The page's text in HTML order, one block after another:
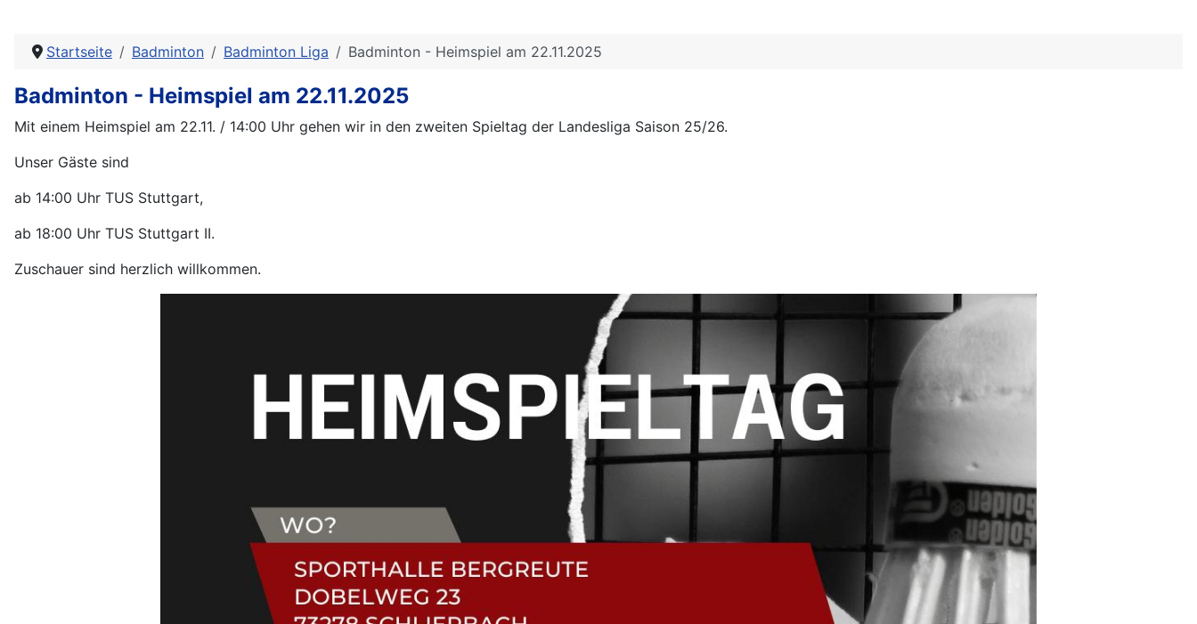
Startseite Badminton Badminton Liga Badminton - Heimspiel am 22.11.2025
Badminton - Heimspiel am 22.11.2025
Mit einem Heimspiel am 22.11. / 14:00 Uhr gehen wir in den zweiten Spieltag der Landesliga Saison 25/26.
Unser Gäste sind
ab 14:00 Uhr TUS Stuttgart,
ab 18:00 Uhr TUS Stuttgart II.
Zuschauer sind herzlich willkommen.